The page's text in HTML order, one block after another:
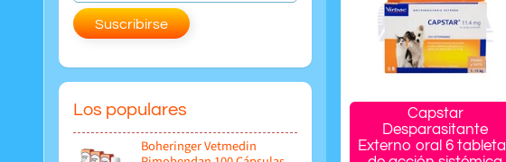
Suscribirse
Los populares
Boheringer Vetmedin
Capstar
Desparasitante
Externo oral 6